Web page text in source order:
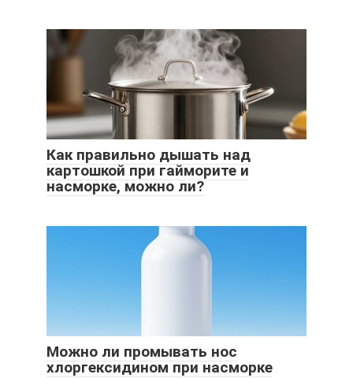
Как правильно дышать над
картошкой при гайморите и
насморке, можно ли?
Можно ли промывать нос
хлоргексидином при насморке